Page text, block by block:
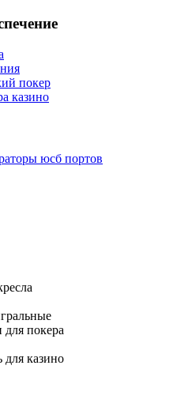
покер
казино
юсб портов
покера
для казино